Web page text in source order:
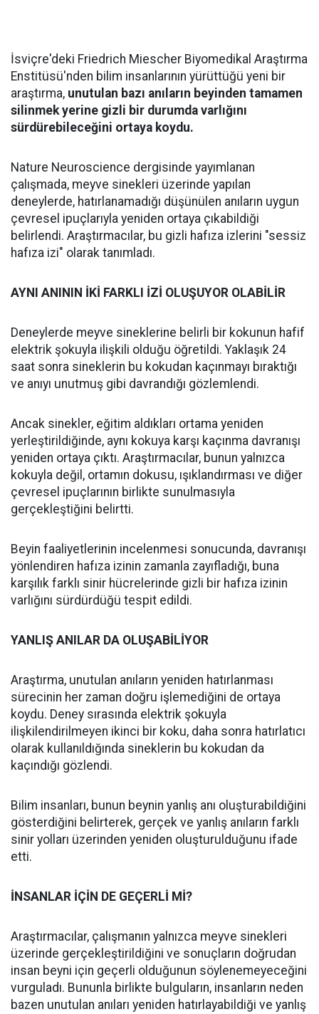
İsviçre'deki Friedrich Miescher Biyomedikal Araştırma
Enstitüsü'nden bilim insanlarının yürüttüğü yeni bir
araştırma, unutulan bazı anıların beyinden tamamen
silinmek yerine gizli bir durumda varlığını
sürdürebileceğini ortaya koydu.
Nature Neuroscience dergisinde yayımlanan
çalışmada, meyve sinekleri üzerinde yapılan
deneylerde, hatırlanamadığı düşünülen anıların uygun
çevresel ipuçlarıyla yeniden ortaya çıkabildiği
belirlendi. Araştırmacılar, bu gizli hafıza izlerini "sessiz
hafıza izi" olarak tanımladı.
AYNI ANININ İKİ FARKLI İZİ OLUŞUYOR OLABİLİR
Deneylerde meyve sineklerine belirli bir kokunun hafif
elektrik şokuyla ilişkili olduğu öğretildi. Yaklaşık 24
saat sonra sineklerin bu kokudan kaçınmayı bıraktığı
ve anıyı unutmuş gibi davrandığı gözlemlendi.
Ancak sinekler, eğitim aldıkları ortama yeniden
yerleştirildiğinde, aynı kokuya karşı kaçınma davranışı
yeniden ortaya çıktı. Araştırmacılar, bunun yalnızca
kokuyla değil, ortamın dokusu, ışıklandırması ve diğer
çevresel ipuçlarının birlikte sunulmasıyla
gerçekleştiğini belirtti.
Beyin faaliyetlerinin incelenmesi sonucunda, davranışı
yönlendiren hafıza izinin zamanla zayıfladığı, buna
karşılık farklı sinir hücrelerinde gizli bir hafıza izinin
varlığını sürdürdüğü tespit edildi.
YANLIŞ ANILAR DA OLUŞABİLİYOR
Araştırma, unutulan anıların yeniden hatırlanması
sürecinin her zaman doğru işlemediğini de ortaya
koydu. Deney sırasında elektrik şokuyla
ilişkilendirilmeyen ikinci bir koku, daha sonra hatırlatıcı
olarak kullanıldığında sineklerin bu kokudan da
kaçındığı gözlendi.
Bilim insanları, bunun beynin yanlış anı oluşturabildiğini
gösterdiğini belirterek, gerçek ve yanlış anıların farklı
sinir yolları üzerinden yeniden oluşturulduğunu ifade
etti.
İNSANLAR İÇİN DE GEÇERLİ Mİ?
Araştırmacılar, çalışmanın yalnızca meyve sinekleri
üzerinde gerçekleştirildiğini ve sonuçların doğrudan
insan beyni için geçerli olduğunun söylenemeyeceğini
vurguladı. Bununla birlikte bulguların, insanların neden
bazen unutulan anıları yeniden hatırlayabildiği ve yanlış